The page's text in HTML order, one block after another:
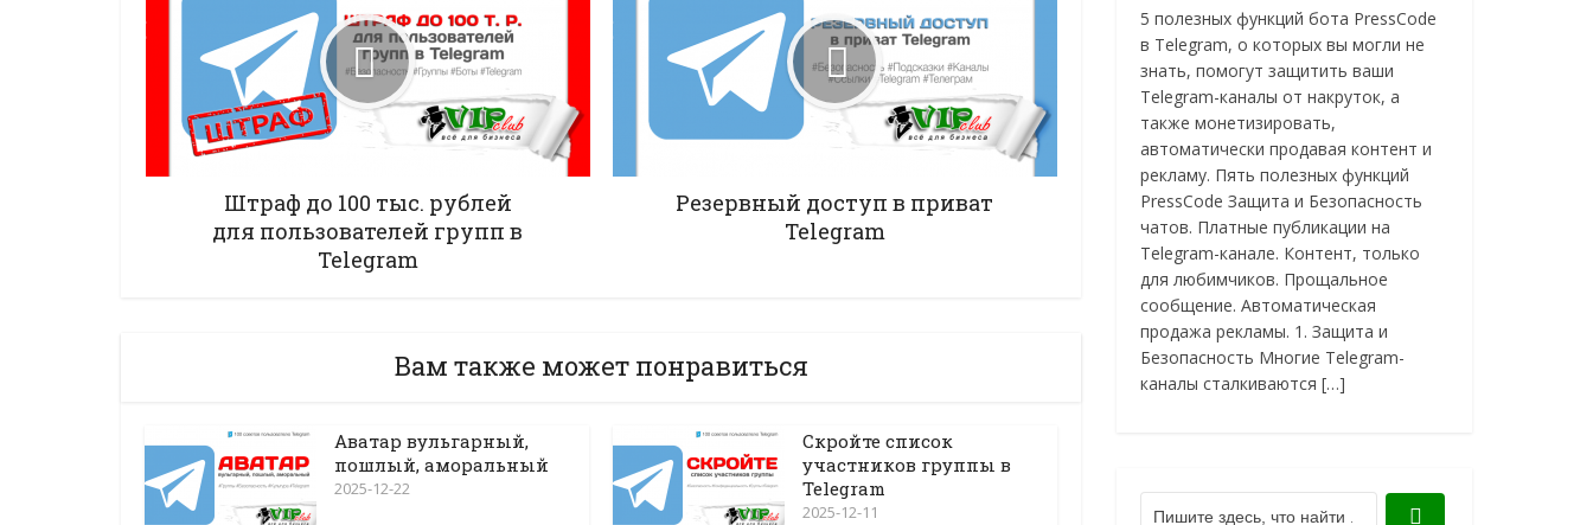
Штраф до 100 тыс. рублей
для пользователей групп в
Telegram
Резервный доступ в приват
Telegram
Вам также может понравиться
Аватар вульгарный,
пошлый, аморальный
2025-12-22
Скройте список
участников группы в
Telegram
2025-12-11
5 полезных функций бота PressCode
в Telegram, о которых вы могли не
знать, помогут защитить ваши
Telegram-каналы от накруток, а
также монетизировать,
автоматически продавая контент и
рекламу. Пять полезных функций
PressCode Защита и Безопасность
чатов. Платные публикации на
Telegram-канале. Контент, только
для любимчиков. Прощальное
сообщение. Автоматическая
продажа рекламы. 1. Защита и
Безопасность Многие Telegram-
каналы сталкиваются […]